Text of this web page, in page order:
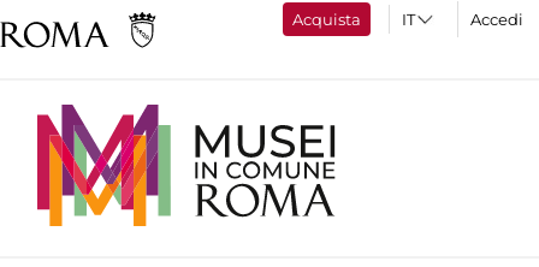
Acquista Accedi